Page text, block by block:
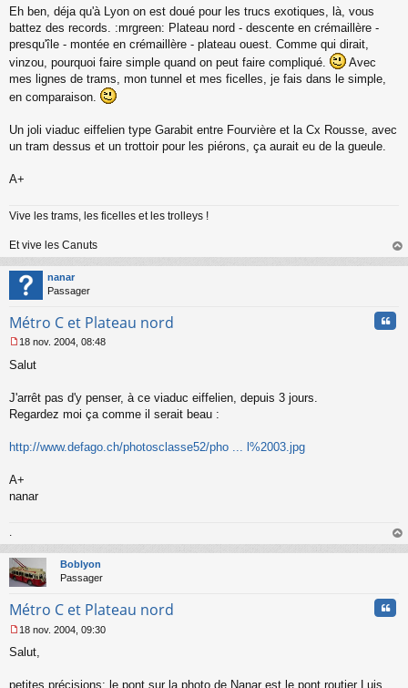
s
g
e
n
o
l
Eh ben, déja qu'à Lyon on est doué pour les trucs exotiques, là, vous
battez des records. :mrgreen: Plateau nord - descente en crémaillère -
presqu'île - montée en crémaillère - plateau ouest. Comme qui dirait,
vinzou, pourquoi faire simple quand on peut faire compliqué.
Avec
mes lignes de trams, mon tunnel et mes ficelles, je fais dans le simple,
en comparaison.
Un joli viaduc eiffelien type Garabit entre Fourvière et la Cx Rousse, avec
un tram dessus et un trottoir pour les piérons, ça aurait eu de la gueule.
A+
Vive les trams, les ficelles et les trolleys !
Et vive les Canuts
au
nanar
Passager
Métro C et Plateau nord
e
g
n
n
u
18 nov. 2004, 08:48
Salut
J'arrêt pas d'y penser, à ce viaduc eiffelien, depuis 3 jours.
Regardez moi ça comme il serait beau :
http://www.defago.ch/photosclasse52/pho ... l%2003.jpg
A+
nanar
.
au
Boblyon
Passager
Métro C et Plateau nord
e
s
18 nov. 2004, 09:30
Salut,
petites précisions: le pont sur la photo de Nanar est le pont routier Luis